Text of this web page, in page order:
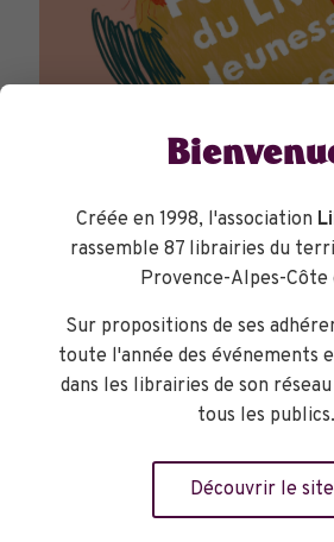
PARCOURS DU LIVRE
Créée en 1998, l'association
rassemble 87 librairies du
Provence-Alpes-Côte
Sur propositions de ses
toute l'année des événements
dans les librairies de son
tous les publics.
Découvrir le site